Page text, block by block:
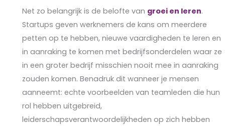
Net zo belangrijk is de belofte van groei en leren.
Startups geven werknemers de kans om meerdere
petten op te hebben, nieuwe vaardigheden te leren en
in aanraking te komen met bedrijfsonderdelen waar ze
in een groter bedrijf misschien nooit mee in aanraking
zouden komen. Benadruk dit wanneer je mensen
aanneemt: echte voorbeelden van teamleden die hun
rol hebben uitgebreid,
leiderschapsverantwoordelijkheden op zich hebben